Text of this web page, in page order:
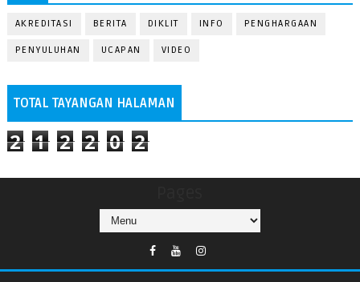
AKREDITASI BERITA DIKLIT INFO PENGHARGAAN
PENYULUHAN UCAPAN VIDEO
TOTAL TAYANGAN HALAMAN
2 1 2 2 0 2